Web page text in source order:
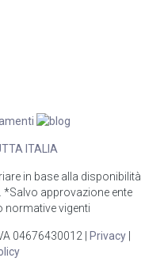
ITALIA
in base alla disponibilità
*Salvo approvazione ente
normative vigenti
04676430012 | Privacy|